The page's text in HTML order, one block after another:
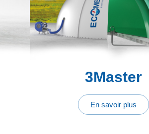
3Master
En savoir plus